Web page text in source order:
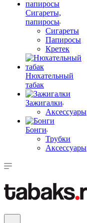
Сигареты,
папиросы
Сигареты
Папиросы
Кретек
Нюхательный
табак
Зажигалки
Аксессуары
Бонги
Трубки
Аксессуары